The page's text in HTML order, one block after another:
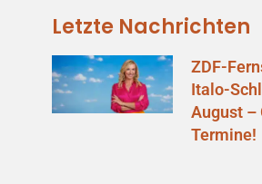
Letzte Nachrichten
ZDF-
Italo-
August –
Termine!